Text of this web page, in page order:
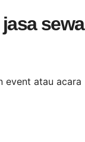
sewa
event atau acara